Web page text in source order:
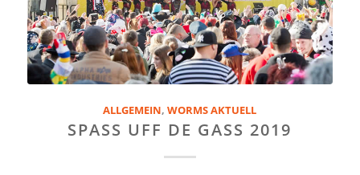
ALLGEMEIN,WORMS AKTUELL
SPASS UFF DE GASS 2019